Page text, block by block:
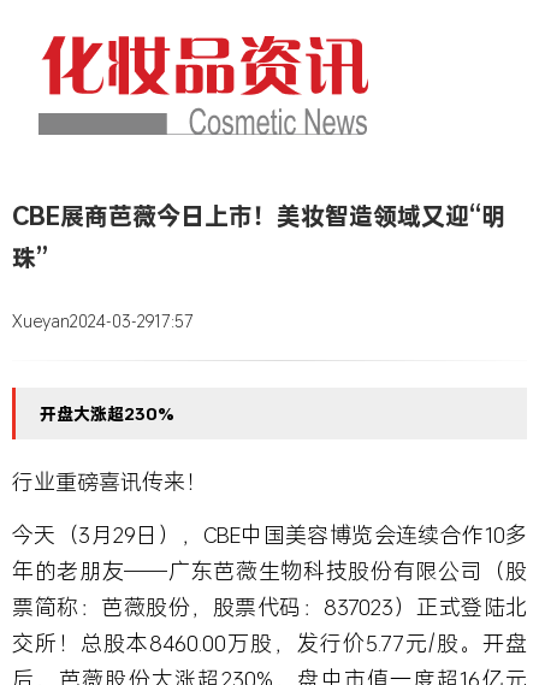
CBE展商芭薇今日上市！美妆智造领域又迎“明
珠”
Xueyan2024-03-2917:57
开盘大涨超230%
行业重磅喜讯传来！
今天（3月29日），CBE中国美容博览会连续合作10多
年的老朋友——广东芭薇生物科技股份有限公司（股
票简称：芭薇股份，股票代码：837023）正式登陆北
交所！总股本8460.00万股，发行价5.77元/股。开盘